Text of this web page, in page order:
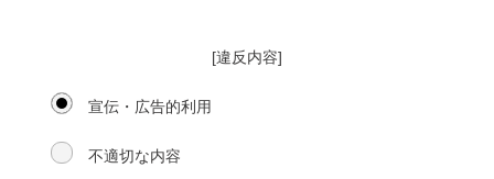
[違反内容]
宣伝・広告的利用
不適切な内容